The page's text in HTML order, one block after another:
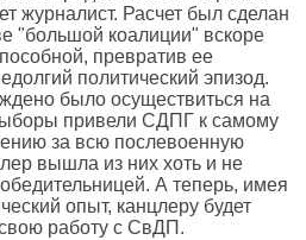
журналист. Расчет был сделан
"большой коалиции" вскоре
превратив ее
политический эпизод.
было осуществиться на
привели СДПГ к самому
за всю послевоенную
вышла из них хоть и не
А теперь, имея
опыт, канцлеру будет
работу с СвДП.